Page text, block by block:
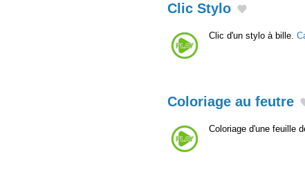
Clic Stylo
Clic d'un stylo à bille.
Coloriage au feutre
Coloriage d'une feuille